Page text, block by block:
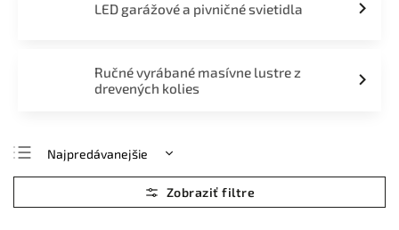
LED garážové a pivničné svietidla
Ručné vyrábané masívne lustre z
drevených kolies
Najpredávanejšie
Najlacnejšie
Najdrahšie